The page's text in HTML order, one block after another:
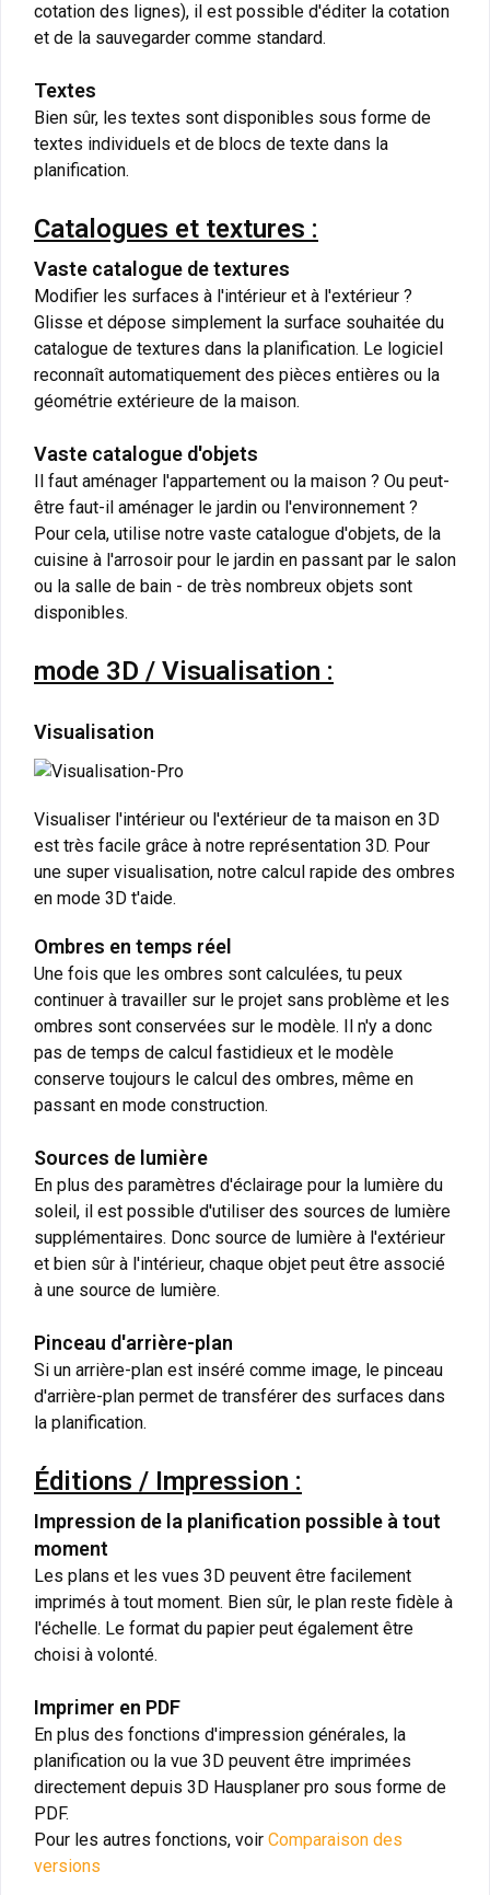
cotation des lignes), il est possible d'éditer la cotation
et de la sauvegarder comme standard.
Textes
Bien sûr, les textes sont disponibles sous forme de
textes individuels et de blocs de texte dans la
planification.
Catalogues et textures :
Vaste catalogue de textures
Modifier les surfaces à l'intérieur et à l'extérieur ?
Glisse et dépose simplement la surface souhaitée du
catalogue de textures dans la planification. Le logiciel
reconnaît automatiquement des pièces entières ou la
géométrie extérieure de la maison.
Vaste catalogue d'objets
Il faut aménager l'appartement ou la maison ? Ou peut-
être faut-il aménager le jardin ou l'environnement ?
Pour cela, utilise notre vaste catalogue d'objets, de la
cuisine à l'arrosoir pour le jardin en passant par le salon
ou la salle de bain - de très nombreux objets sont
disponibles.
mode 3D / Visualisation :
Visualisation
Visualiser l'intérieur ou l'extérieur de ta maison en 3D
est très facile grâce à notre représentation 3D. Pour
une super visualisation, notre calcul rapide des ombres
en mode 3D t'aide.
Ombres en temps réel
Une fois que les ombres sont calculées, tu peux
continuer à travailler sur le projet sans problème et les
ombres sont conservées sur le modèle. Il n'y a donc
pas de temps de calcul fastidieux et le modèle
conserve toujours le calcul des ombres, même en
passant en mode construction.
Sources de lumière
En plus des paramètres d'éclairage pour la lumière du
soleil, il est possible d'utiliser des sources de lumière
supplémentaires. Donc source de lumière à l'extérieur
et bien sûr à l'intérieur, chaque objet peut être associé
à une source de lumière.
Pinceau d'arrière-plan
Si un arrière-plan est inséré comme image, le pinceau
d'arrière-plan permet de transférer des surfaces dans
la planification.
Éditions / Impression :
Impression de la planification possible à tout
moment
Les plans et les vues 3D peuvent être facilement
imprimés à tout moment. Bien sûr, le plan reste fidèle à
l'échelle. Le format du papier peut également être
choisi à volonté.
Imprimer en PDF
En plus des fonctions d'impression générales, la
planification ou la vue 3D peuvent être imprimées
directement depuis 3D Hausplaner pro sous forme de
PDF.
Pour les autres fonctions, voir Comparaison des
versions